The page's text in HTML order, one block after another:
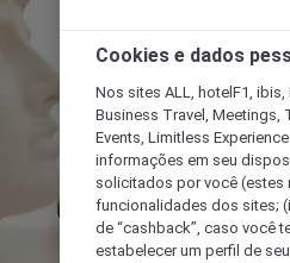
Cookies e dados
Nos sites ALL, hotelF1,
Business Travel, Meetings,
Events, Limitless
informações em seu
solicitados por você (estes
funcionalidades dos sites;
de “cashback”, caso você
estabelecer um perfil de